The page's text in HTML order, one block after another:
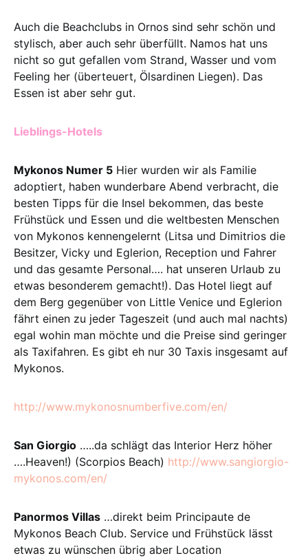
Auch die Beachclubs in Ornos sind sehr schön und
stylisch, aber auch sehr überfüllt. Namos hat uns
nicht so gut gefallen vom Strand, Wasser und vom
Feeling her (überteuert, Ölsardinen Liegen). Das
Essen ist aber sehr gut.
Lieblings-Hotels
Mykonos Numer 5 Hier wurden wir als Familie
adoptiert, haben wunderbare Abend verbracht, die
besten Tipps für die Insel bekommen, das beste
Frühstück und Essen und die weltbesten Menschen
von Mykonos kennengelernt (Litsa und Dimitrios die
Besitzer, Vicky und Eglerion, Reception und Fahrer
und das gesamte Personal…. hat unseren Urlaub zu
etwas besonderem gemacht!). Das Hotel liegt auf
dem Berg gegenüber von Little Venice und Eglerion
fährt einen zu jeder Tageszeit (und auch mal nachts)
egal wohin man möchte und die Preise sind geringer
als Taxifahren. Es gibt eh nur 30 Taxis insgesamt auf
Mykonos.
http://www.mykonosnumberfive.com/en/
San Giorgio …..da schlägt das Interior Herz höher
….Heaven!) (Scorpios Beach) http://www.sangiorgio-
mykonos.com/en/
Panormos Villas …direkt beim Principaute de
Mykonos Beach Club. Service und Frühstück lässt
etwas zu wünschen übrig aber Location